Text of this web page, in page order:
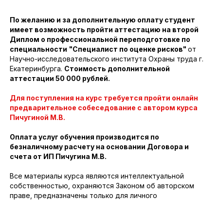
По желанию и за дополнительную оплату студент
имеет возможность пройти аттестацию на второй
Диплом о профессиональной переподготовке по
специальности "Специалист по оценке рисков" от
Научно-исследовательского института Охраны труда г.
Екатеринбурга. Стоимость дополнительной
аттестации 50 000 рублей.
Для поступления на курс требуется пройти онлайн
предварительное собеседование с автором курса
Пичугиной М.В.
Оплата услуг обучения производится по
безналичному расчету на основании Договора и
счета от ИП Пичугина М.В.
Все материалы курса являются интеллектуальной
собственностью, охраняются Законом об авторском
праве, предназначены только для личного